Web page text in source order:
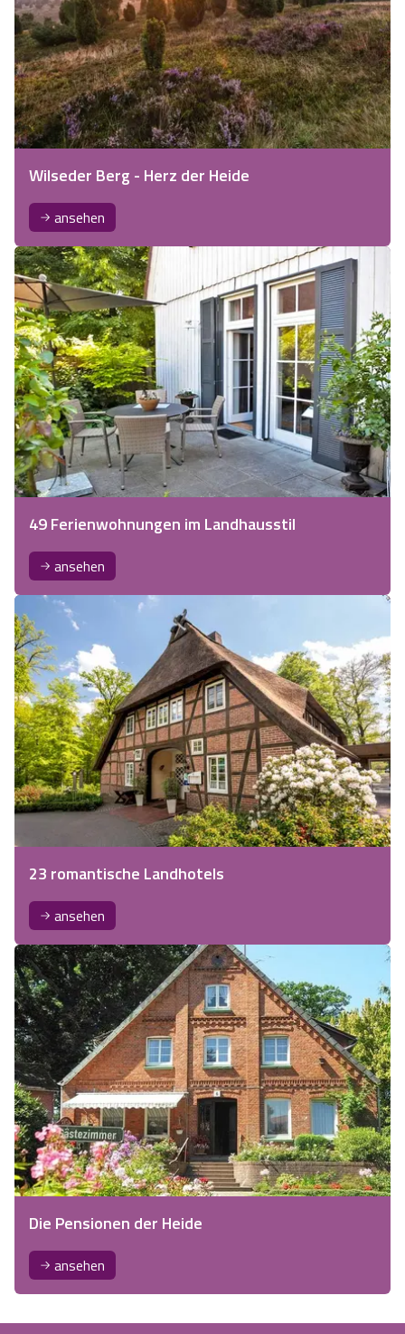
Wilseder Berg - Herz der Heide
ansehen
49 Ferienwohnungen im Landhausstil
ansehen
23 romantische Landhotels
ansehen
Die Pensionen der Heide
ansehen